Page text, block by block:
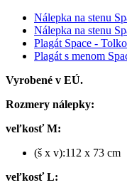
Nálepka na stenu
Nálepka na stenu
Plagát Space -
Plagát s menom
Vyrobené v EÚ.
Rozmery nálepky:
veľkosť M:
(š x v):112 x 73 cm
veľkosť L: